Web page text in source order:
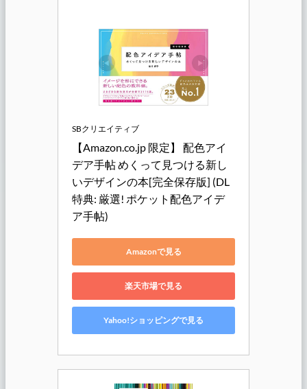
SBクリエイティブ
【Amazon.co.jp 限定】 配色アイ
デア手帖 めくって見つける新し
いデザインの本[完全保存版] (DL
特典: 厳選! ポケット配色アイデ
ア手帖)
Amazonで見る
楽天市場で見る
Yahoo!ショッピングで見る